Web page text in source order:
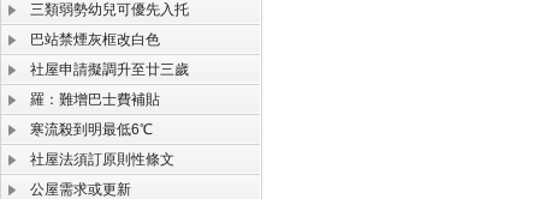
三類弱勢幼兒可優先入托
巴站禁煙灰框改白色
社屋申請擬調升至廿三歲
羅：難增巴士費補貼
寒流殺到明最低6℃
社屋法須訂原則性條文
公屋需求或更新